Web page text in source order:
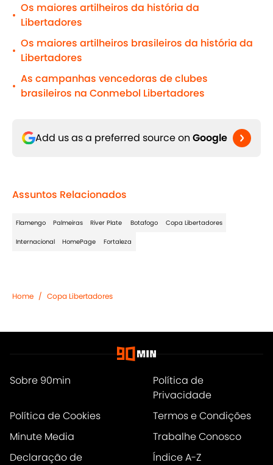
•
Os maiores artilheiros da história da
Libertadores
•
Os maiores artilheiros brasileiros da história da
Libertadores
•
As campanhas vencedoras de clubes
brasileiros na Conmebol Libertadores
Add us as a preferred source on Google
Assuntos Relacionados
Flamengo Palmeiras River Plate Botafogo Copa Libertadores
Internacional HomePage Fortaleza
Home / Copa Libertadores
Sobre 90min
Política de
Privacidade
Política de Cookies
Termos e Condições
Minute Media
Trabalhe Conosco
Declaração de
Índice A-Z